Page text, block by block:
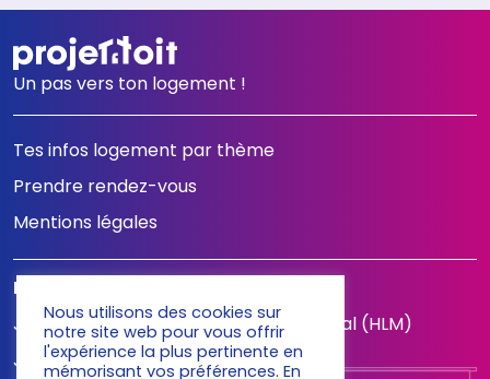
LES QUESTIONS FRÉQUEMMENT POSÉES
Je fais ma demande de logement social (HLM)
Je n'ai pas de garant, que faire ?
Tes infos logement par thème
Prendre rendez-vous
Mentions légales
Un pas vers ton logement !
Nous utilisons des cookies sur
notre site web pour vous offrir
l'expérience la plus pertinente en
mémorisant vos préférences. En